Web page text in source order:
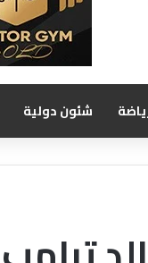
شئون دولية